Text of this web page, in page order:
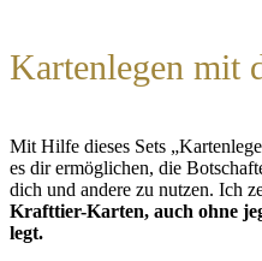
Kartenlegen mit
Mit Hilfe dieses Sets
es dir ermöglichen, die
dich und andere zu nutzen. Ich
Krafttier-Karten, auch ohne
legt.